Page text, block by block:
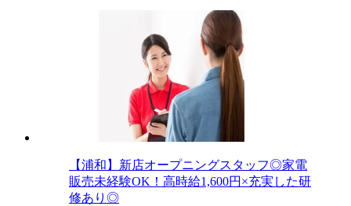
【浦和】新店オープニングスタッフ◎家電
販売未経験OK！高時給1,600円×充実した研
修あり◎